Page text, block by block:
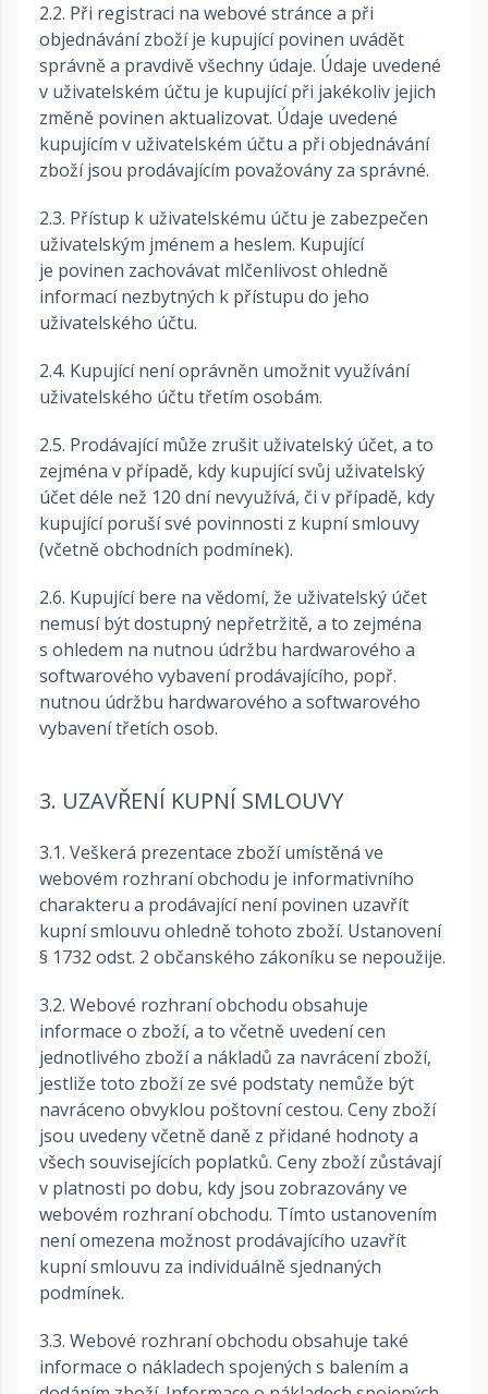
2.2. Při registraci na webové stránce a při
objednávání zboží je kupující povinen uvádět
správně a pravdivě všechny údaje. Údaje uvedené
v uživatelském účtu je kupující při jakékoliv jejich
změně povinen aktualizovat. Údaje uvedené
kupujícím v uživatelském účtu a při objednávání
zboží jsou prodávajícím považovány za správné.
2.3. Přístup k uživatelskému účtu je zabezpečen
uživatelským jménem a heslem. Kupující
je povinen zachovávat mlčenlivost ohledně
informací nezbytných k přístupu do jeho
uživatelského účtu.
2.4. Kupující není oprávněn umožnit využívání
uživatelského účtu třetím osobám.
2.5. Prodávající může zrušit uživatelský účet, a to
zejména v případě, kdy kupující svůj uživatelský
účet déle než 120 dní nevyužívá, či v případě, kdy
kupující poruší své povinnosti z kupní smlouvy
(včetně obchodních podmínek).
2.6. Kupující bere na vědomí, že uživatelský účet
nemusí být dostupný nepřetržitě, a to zejména
s ohledem na nutnou údržbu hardwarového a
softwarového vybavení prodávajícího, popř.
nutnou údržbu hardwarového a softwarového
vybavení třetích osob.
3. UZAVŘENÍ KUPNÍ SMLOUVY
3.1. Veškerá prezentace zboží umístěná ve
webovém rozhraní obchodu je informativního
charakteru a prodávající není povinen uzavřít
kupní smlouvu ohledně tohoto zboží. Ustanovení
§ 1732 odst. 2 občanského zákoníku se nepoužije.
3.2. Webové rozhraní obchodu obsahuje
informace o zboží, a to včetně uvedení cen
jednotlivého zboží a nákladů za navrácení zboží,
jestliže toto zboží ze své podstaty nemůže být
navráceno obvyklou poštovní cestou. Ceny zboží
jsou uvedeny včetně daně z přidané hodnoty a
všech souvisejících poplatků. Ceny zboží zůstávají
v platnosti po dobu, kdy jsou zobrazovány ve
webovém rozhraní obchodu. Tímto ustanovením
není omezena možnost prodávajícího uzavřít
kupní smlouvu za individuálně sjednaných
podmínek.
3.3. Webové rozhraní obchodu obsahuje také
informace o nákladech spojených s balením a